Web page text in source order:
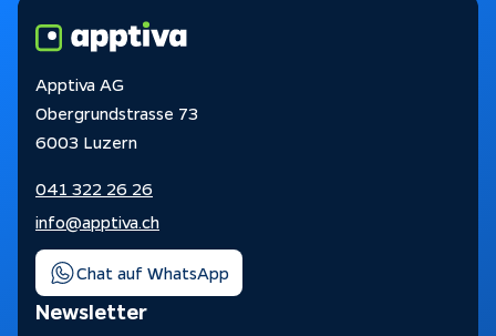
Apptiva AG
Obergrundstrasse 73
6003 Luzern
041 322 26 26
info@apptiva.ch
Chat auf WhatsApp
Newsletter